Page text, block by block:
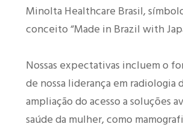
Minolta Healthcare Brasil,
conceito “Made in Brazil with
Nossas expectativas incluem o
de nossa liderança em radiologia
ampliação do acesso a soluções
saúde da mulher, como